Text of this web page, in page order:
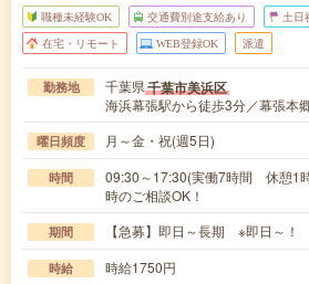
職種未経験OK 交通費別途支給あり 土日
在宅・リモート WEB登録OK 派遣
勤務地 千葉県千葉市美浜区
海浜幕張駅から徒歩3分／幕張本
曜日頻度 月～金・祝(週5日)
時間
09:30～17:30(実働7時間 休憩1
時のご相談OK！
期間 【急募】即日～長期 ※即日～！
時給 時給1750円